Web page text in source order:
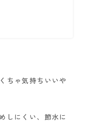
ちゃ気持ちいいや
しにくい、節水に